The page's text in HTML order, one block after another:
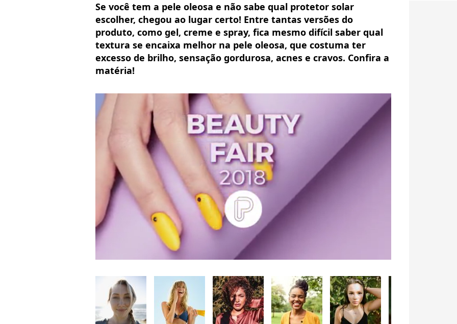
Se você tem a pele oleosa e não sabe qual protetor solar
escolher, chegou ao lugar certo! Entre tantas versões do
produto, como gel, creme e spray, fica mesmo difícil saber qual
textura se encaixa melhor na pele oleosa, que costuma ter
excesso de brilho, sensação gordurosa, acnes e cravos. Confira a
matéria!